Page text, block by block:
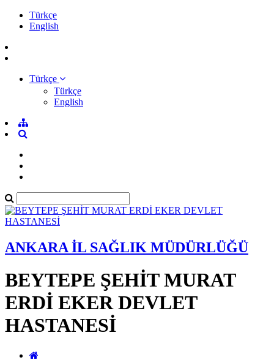
Türkçe
English
Türkçe
Türkçe
English
ANKARA İL SAĞLIK MÜDÜRLÜĞÜ
BEYTEPE ŞEHİT MURAT
ERDİ EKER DEVLET
HASTANESİ